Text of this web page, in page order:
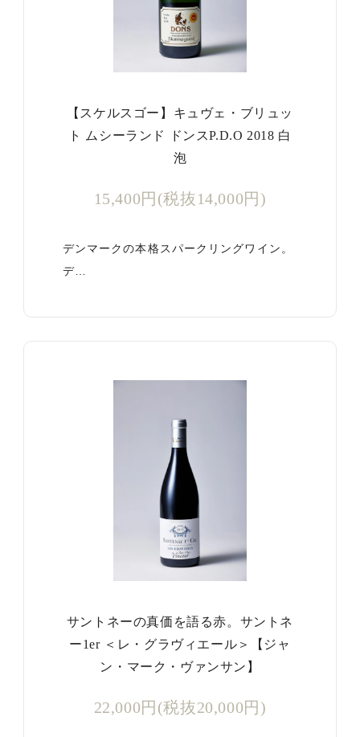
【スケルスゴー】キュヴェ・ブリュッ
ト ムシーランド ドンスP.D.O 2018 白
泡
15,400円(税抜14,000円)
デンマークの本格スパークリングワイン。
デ…
サントネーの真価を語る赤。サントネ
ー1er ＜レ・グラヴィエール＞【ジャ
ン・マーク・ヴァンサン】
22,000円(税抜20,000円)